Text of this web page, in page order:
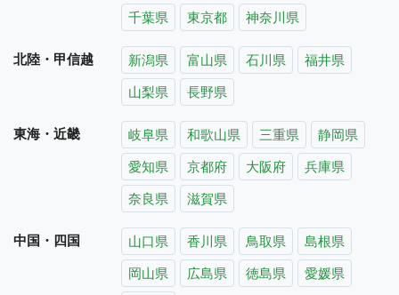
千葉県
東京都 神奈川県
北陸・甲信越 新潟県 富山県 石川県
福井県
山梨県
長野県
東海・近畿 岐阜県 和歌山県 三重県
静岡県
愛知県
京都府 大阪府
兵庫県
奈良県
滋賀県
中国・四国 山口県 香川県 鳥取県
島根県
岡山県
広島県 徳島県
愛媛県